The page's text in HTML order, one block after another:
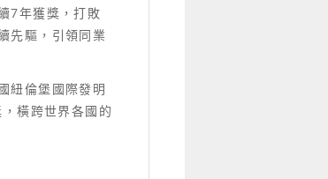
7年獲獎，打敗
先驅，引領同業
紐倫堡國際發明
橫跨世界各國的